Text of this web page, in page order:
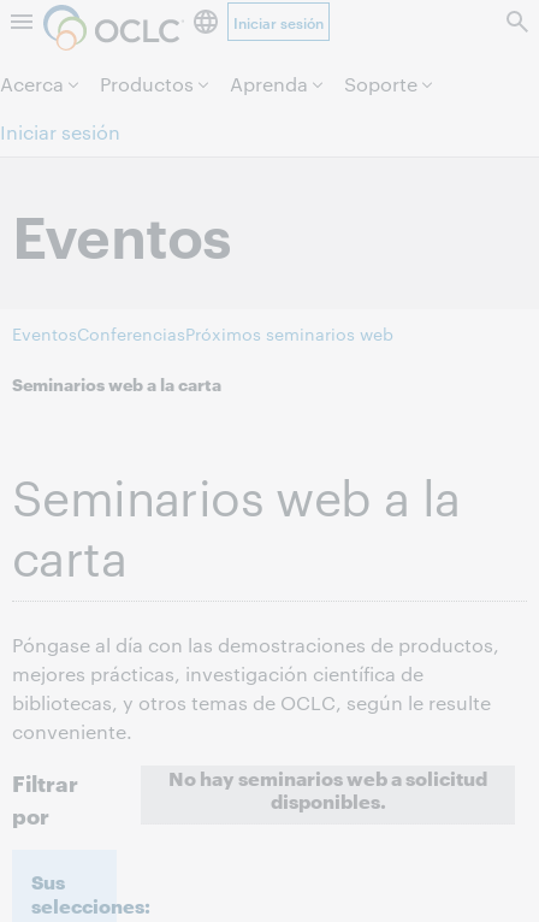
Saltar al contenido.
Iniciar sesión
Acerca Productos Aprenda
Soporte
Iniciar sesión
Eventos
EventosConferenciasPróximos seminarios web
Seminarios web a la carta
Seminarios web a la
carta
Póngase al día con las demostraciones de productos,
mejores prácticas, investigación científica de
bibliotecas, y otros temas de OCLC, según le resulte
conveniente.
Filtrar
por
Sus
selecciones:
No hay seminarios web a solicitud
disponibles.